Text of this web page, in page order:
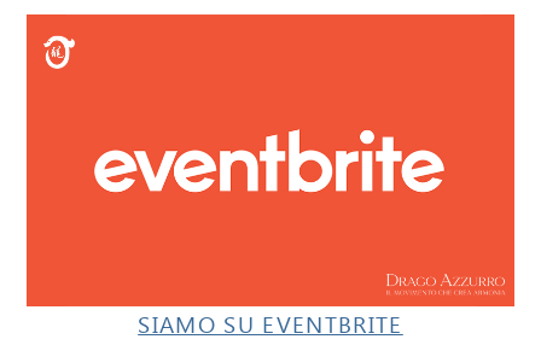
SIAMO SU EVENTBRITE